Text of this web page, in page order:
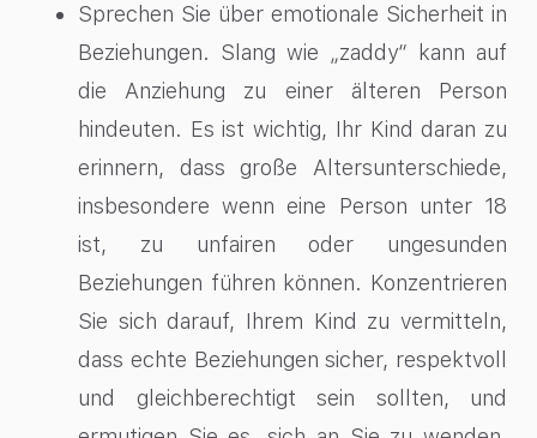
Sprechen Sie über emotionale Sicherheit in
Beziehungen. Slang wie „zaddy“ kann auf
die Anziehung zu einer älteren Person
hindeuten. Es ist wichtig, Ihr Kind daran zu
erinnern, dass große Altersunterschiede,
insbesondere wenn eine Person unter 18
ist, zu unfairen oder ungesunden
Beziehungen führen können. Konzentrieren
Sie sich darauf, Ihrem Kind zu vermitteln,
dass echte Beziehungen sicher, respektvoll
und gleichberechtigt sein sollten, und